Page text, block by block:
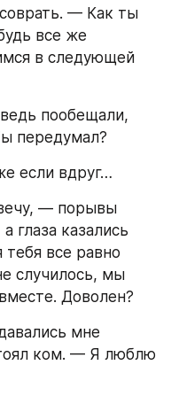
— Как ты
все же
в следующей
пообещали,
передумал?
если вдруг…
— порывы
глаза казались
все равно
случилось, мы
Доволен?
мне
ком. — Я люблю